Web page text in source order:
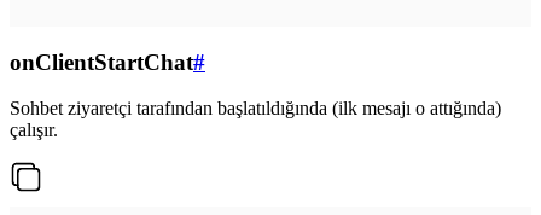
onClientStartChat#
Sohbet ziyaretçi tarafından başlatıldığında (ilk mesajı o attığında)
çalışır.